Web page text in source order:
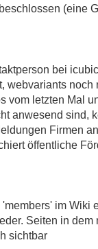
(eine
bei
webvariants noch
vom letzten Mal
anwesend sind,
Firmen
öffentliche
im Wiki
Seiten in dem
sichtbar